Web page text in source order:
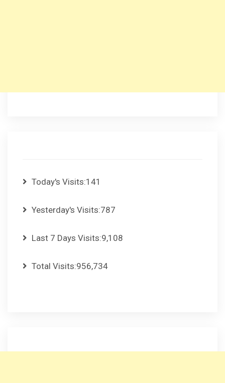
Today's Visits:141
Yesterday's Visits:787
Last 7 Days Visits:9,108
Total Visits:956,734